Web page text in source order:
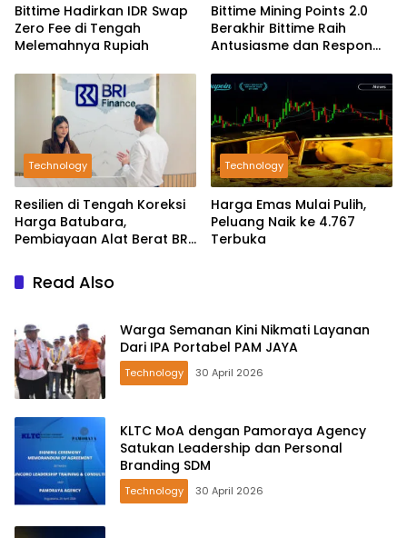
Bittime Hadirkan IDR Swap
Zero Fee di Tengah
Melemahnya Rupiah
Bittime Mining Points 2.0
Berakhir Bittime Raih
Antusiasme dan Respon
Technology
Resilien di Tengah Koreksi
Harga Batubara,
Pembiayaan Alat Berat BRI
Technology
Harga Emas Mulai Pulih,
Peluang Naik ke 4.767
Terbuka
Read Also
Warga Semanan Kini Nikmati Layanan
Dari IPA Portabel PAM JAYA
Technology 30 April 2026
KLTC MoA dengan Pamoraya Agency
Satukan Leadership dan Personal
Branding SDM
Technology 30 April 2026